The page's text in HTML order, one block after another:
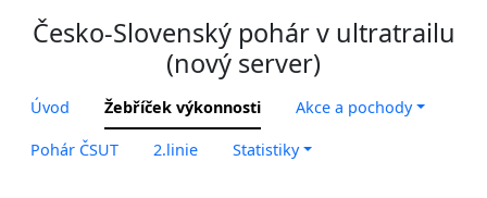
Česko-Slovenský pohár v ultratrailu
(nový server)
Úvod Žebříček výkonnosti Akce a pochody
Pohár ČSUT 2.linie Statistiky